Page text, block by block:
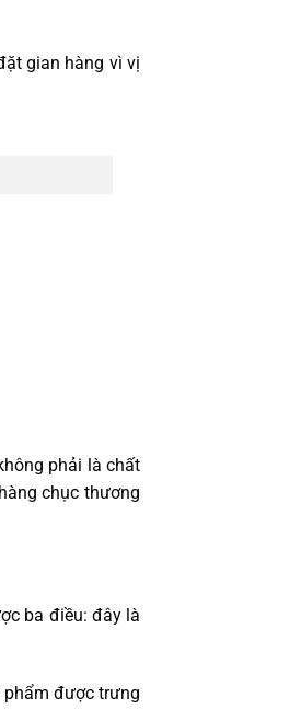
gian hàng vì vị
phải là chất
chục thương
ba điều: đây là
phẩm được trưng